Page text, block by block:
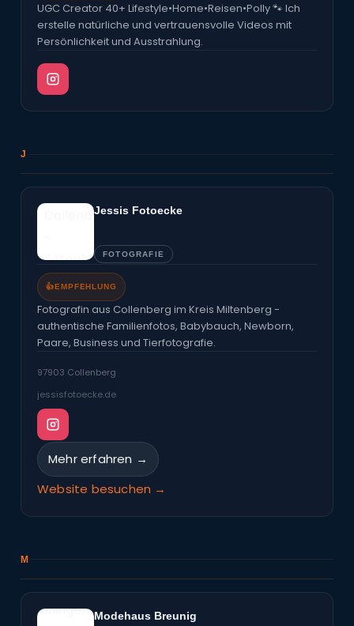
UGC Creator 40+ Lifestyle•Home•Reisen•Polly 🐾 Ich
erstelle natürliche und vertrauensvolle Videos mit
Persönlichkeit und Ausstrahlung.
J
Jessis Fotoecke
FOTOGRAFIE
👍EMPFEHLUNG
Fotografin aus Collenberg im Kreis Miltenberg -
authentische Familienfotos, Babybauch, Newborn,
Paare, Business und Tierfotografie.
97903 Collenberg
jessisfotoecke.de
Mehr erfahren →
Website besuchen →
M
Modehaus Breunig